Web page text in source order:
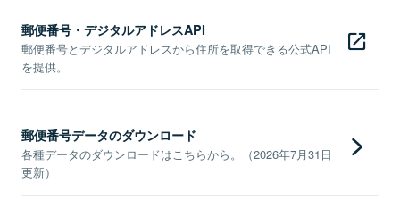
郵便番号・デジタルアドレスAPI
郵便番号とデジタルアドレスから住所を取得できる公式API
を提供。
郵便番号データのダウンロード
各種データのダウンロードはこちらから。（2026年7月31日
更新）